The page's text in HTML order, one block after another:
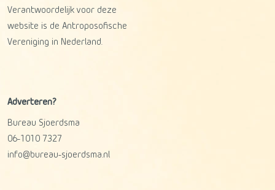
Verantwoordelijk voor deze
website is de Antroposofische
Vereniging in Nederland.
Adverteren?
Bureau Sjoerdsma
06-1010 7327
info@bureau-sjoerdsma.nl